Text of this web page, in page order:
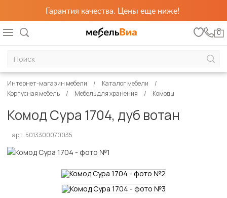
Гарантия качества. Цены еще ниже!
0
Интернет-магазин мебели
Каталог мебели
Корпусная мебель
Мебель для хранения Комоды
Комод Сура 1704, дуб вотан
арт. 5013300070035